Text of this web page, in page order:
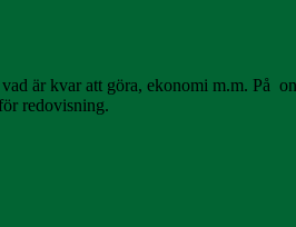
är kvar att göra, ekonomi m.m. På
redovisning.